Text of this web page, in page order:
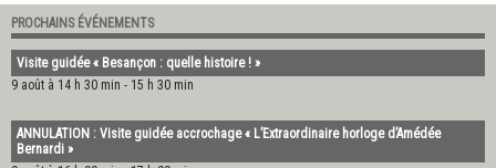
PROCHAINS ÉVÉNEMENTS
Visite guidée « Besançon : quelle histoire ! »
9 août à 14 h 30 min - 15 h 30 min
ANNULATION : Visite guidée accrochage « L’Extraordinaire horloge d’Amédée
Bernardi »